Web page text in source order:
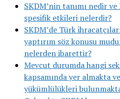
SKDM’nin tanımı nedir
spesifik etkileri nelerdir?
SKDM’de Türk
yaptırım söz konusu
nelerden ibarettir?
Mevcut durumda hangi
kapsamında yer almakta
yükümlülükleri